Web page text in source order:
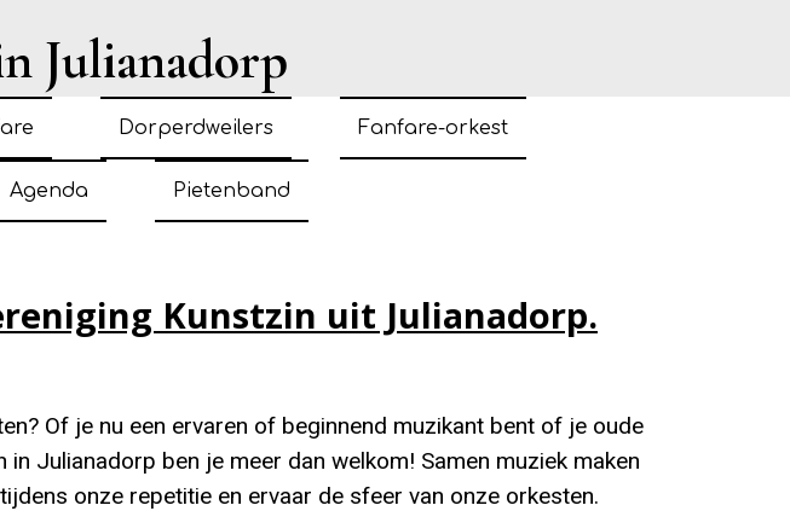
Julianadorp
Dorperdweilers Fanfare-orkest
Agenda Pietenband
Kunstzin uit Julianadorp.
Of je nu een ervaren of beginnend muzikant bent of je oude
Julianadorp ben je meer dan welkom! Samen muziek maken
onze repetitie en ervaar de sfeer van onze orkesten.